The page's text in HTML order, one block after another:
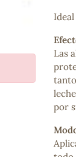
corporales
Las
por